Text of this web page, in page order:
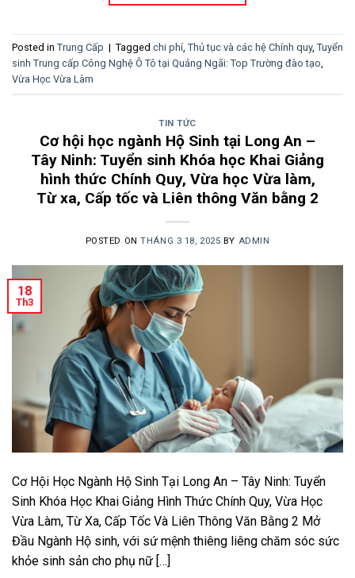
Posted in Trung Cấp | Tagged chi phí, Thủ tục và các hệ Chính quy, Tuyển
sinh Trung cấp Công Nghệ Ô Tô tại Quảng Ngãi: Top Trường đào tạo,
Vừa Học Vừa Làm
TIN TỨC
Cơ hội học ngành Hộ Sinh tại Long An –
Tây Ninh: Tuyển sinh Khóa học Khai Giảng
hình thức Chính Quy, Vừa học Vừa làm,
Từ xa, Cấp tốc và Liên thông Văn bằng 2
POSTED ONTHÁNG 3 18, 2025 BY ADMIN
18
Th3
Cơ Hội Học Ngành Hộ Sinh Tại Long An – Tây Ninh: Tuyển
Sinh Khóa Học Khai Giảng Hình Thức Chính Quy, Vừa Học
Vừa Làm, Từ Xa, Cấp Tốc Và Liên Thông Văn Bằng 2 Mở
Đầu Ngành Hộ sinh, với sứ mệnh thiêng liêng chăm sóc sức
khỏe sinh sản cho phụ nữ […]